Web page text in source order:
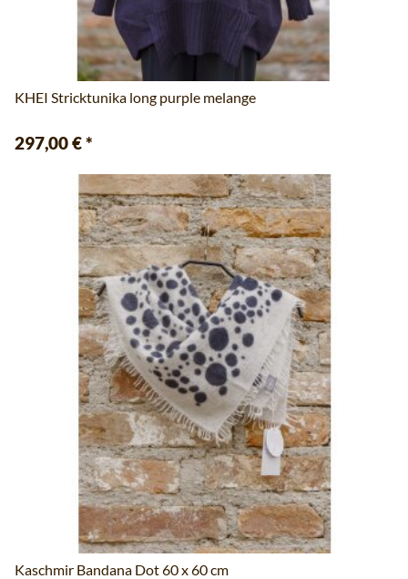
KHEI Stricktunika long purple melange
297,00 €*
Kaschmir Bandana Dot 60 x 60 cm